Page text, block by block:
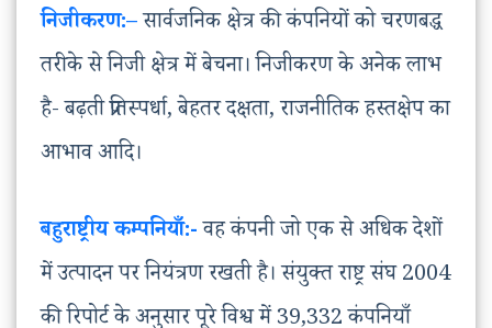
निजीकरण:–सार्वजनिक क्षेत्र की कंपनियों को चरणबद्ध
तरीके से निजी क्षेत्र में बेचना। निजीकरण के अनेक लाभ
है- बढ़ती प्रतिस्पर्धा, बेहतर दक्षता, राजनीतिक हस्तक्षेप का
आभाव आदि।
बहुराष्ट्रीय कम्पनियाँ:-वह कंपनी जो एक से अधिक देशों
में उत्पादन पर नियंत्रण रखती है। संयुक्त राष्ट्र संघ 2004
की रिपोर्ट के अनुसार पूरे विश्व में 39,332 कंपनियाँ